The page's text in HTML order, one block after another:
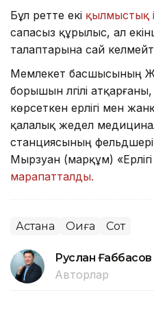
Бұл ретте екі қылмыстық
сапасыз құрылыс, ал
талаптарына сай
Мемлекет басшысының
борышын үлгілі
көрсеткен ерлігі мен
қалалық жедел
станциясының
Мырзуан (марқұм) «Ерлігі
марапатталды.
Астана Оқиға Сот
Руслан Ғаббасов
Авторлар